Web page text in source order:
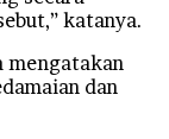
katanya.
mengatakan
dan